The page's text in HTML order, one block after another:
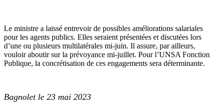
Le ministre a laissé entrevoir de possibles améliorations salariales
pour les agents publics. Elles seraient présentées et discutées lors
d’une ou plusieurs multilatérales mi-juin. Il assure, par ailleurs,
vouloir aboutir sur la prévoyance mi-juillet. Pour l’UNSA Fonction
Publique, la concrétisation de ces engagements sera déterminante.
Bagnolet le 23 mai 2023